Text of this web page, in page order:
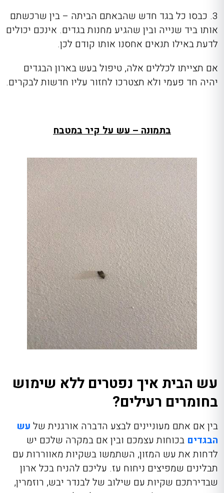
3. כבסו כל בגד חדש שהבאתם הביתה – בין שרכשתם
אותו ביד שנייה ובין שהגיע מחנות בגדים. אינכם יכולים
לדעת באילו תנאים אחסנו אותו קודם לכן.
אם תצייתו לכללים אלה, טיפול בעש בארון הבגדים
יהיה חד פעמי ולא תצטרכו לחזור עליו חדשות לבקרים.
בתמונה – עש על קיר במטבח
עש הבית איך נפטרים ללא שימוש
בחומרים רעילים?
בין אם אתם מעוניינים לבצע הדברה אורגנית של עש
הבגדים בכוחות עצמכם ובין אם במקרה שלכם יש
לדחות את עש המזון, השתמשו בשקיות מאווררות עם
תבלינים שמפיצים ניחוח עז. עליכם להניח בכל ארון
שבדירתכם שקיות עם שילוב של לבנדר יבש, רוזמרין,